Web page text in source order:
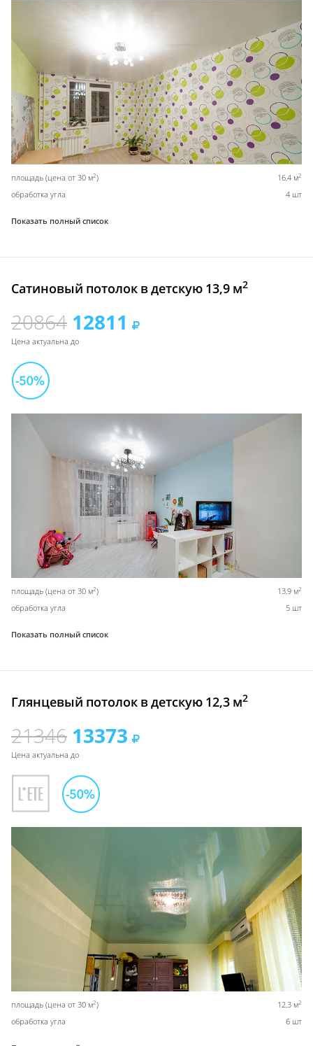
площадь (цена от 30 м2) 16,4 м2
обработка угла 4 шт
Показать полный список
Сатиновый потолок в детскую 13,9 м2
20864 12811
Цена актуальна до
площадь (цена от 30 м2) 13,9 м2
обработка угла 5 шт
Показать полный список
Глянцевый потолок в детскую 12,3 м2
21346 13373
Цена актуальна до
площадь (цена от 30 м2) 12,3 м2
обработка угла 6 шт